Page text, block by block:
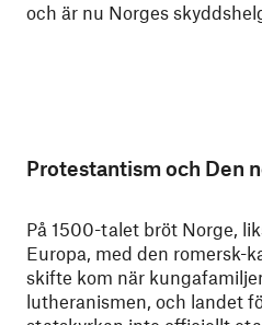
och är nu Norges
Protestantism och Den
På 1500-talet bröt Norge,
Europa, med den romersk-
skifte kom när
lutheranismen, och landet